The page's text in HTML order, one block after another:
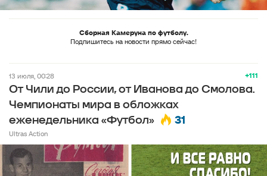
Сборная Камеруна по футболу.
Подпишитесь на новости прямо сейчас!
+111
13 июля, 00:28
От Чили до России, от Иванова до Смолова.
Чемпионаты мира в обложках
еженедельника «Футбол»
31
Ultras Action